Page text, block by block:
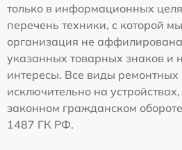
только в информационных
перечень техники, с которой
организация не
указанных товарных знаков и
интересы. Все виды ремонтных
исключительно на
законном гражданском обороте,
1487 ГК РФ.